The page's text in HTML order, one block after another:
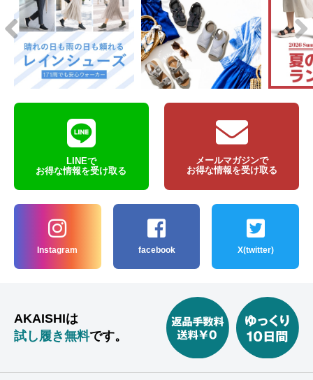
LINEで
お得な情報を受け取る
メールマガジンで
お得な情報を受け取る
Instagram facebook X(twitter)
AKAISHIは
試し履き無料です。